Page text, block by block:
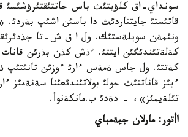
سونداي-اق كلؤبتئث باس جاتتئقتئرؤشئسئ
قاتئستئ جايتتاردئث دا باسئن اشئپ بةردئ.
ونئمةن سويلةستئك. ول ا ق ش-تا
كةلةتئندئگئن ايتتئ. ءذش كذن بذرئن
كةتتئ. ول جاس ةمةس ءارئ ءوزئن تانئتئپ
ءبئز قاناتتئث جولئ بولاتئندئعئنا سةنةمئز
تئلةيمئز»، - دةدئ ب.مانكةنوأ.
اأتور: مارلان جيةمباي